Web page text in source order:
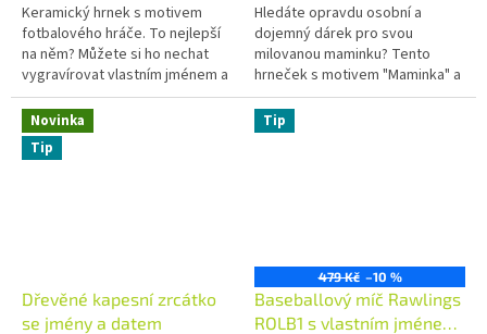
5
hvězdiček.
Keramický hrnek s motivem
fotbalového hráče. To nejlepší
na něm? Můžete si ho nechat
vygravírovat vlastním jménem a
číslem na dresu a vytvořit tak
perfektní osobní dárek.
5
hvězdiček.
Hledáte opravdu osobní a
dojemný dárek pro svou
milovanou maminku? Tento
hrneček s motivem "Maminka" a
siluetami rukou symbolizujícími
pouto s dětmi je ideální volbou.
Každý...
Novinka
Tip
Dřevěné kapesní zrcátko
se jmény a datem
Tip
479 Kč –10 %
Baseballový míč Rawlings
ROLB1 s vlastním jménem